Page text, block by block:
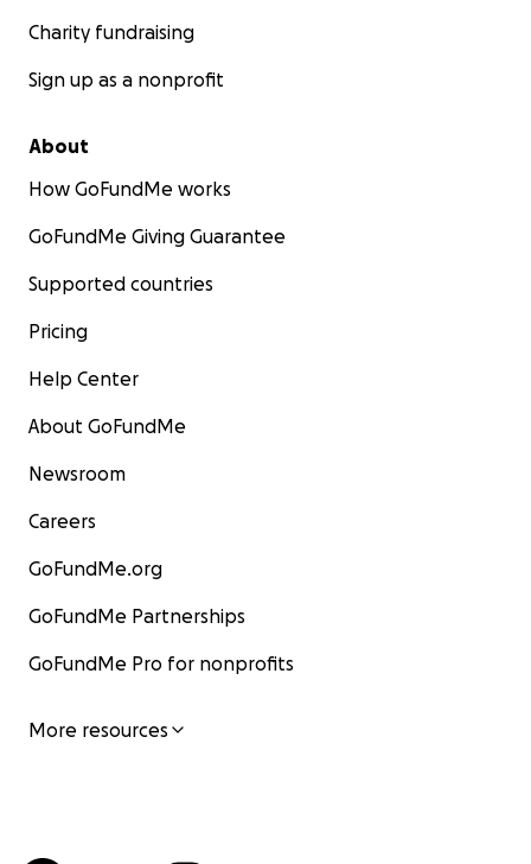
Charity fundraising
Sign up as a nonprofit
About
How GoFundMe works
GoFundMe Giving Guarantee
Supported countries
Pricing
Help Center
About GoFundMe
Newsroom
Careers
GoFundMe.org
GoFundMe Partnerships
GoFundMe Pro for nonprofits
More resources